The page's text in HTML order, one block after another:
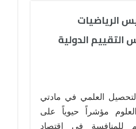
الرياضيات
الدولية
العلمي في مادتي
مؤشراً حيوياً على
للمنافسة في اقتصاد